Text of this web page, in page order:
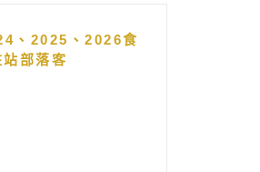
、2025、2026食
部落客